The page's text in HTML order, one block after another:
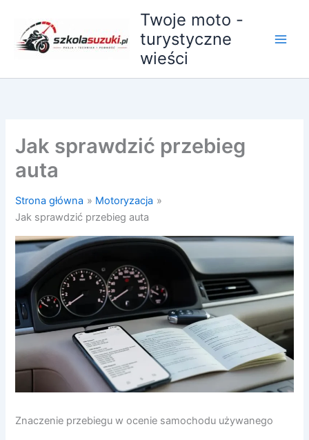
treści
Twoje moto -
turystyczne
wieści
Jak sprawdzić przebieg
auta
Strona główna
Motoryzacja
Jak sprawdzić przebieg auta
Znaczenie przebiegu w ocenie samochodu używanego